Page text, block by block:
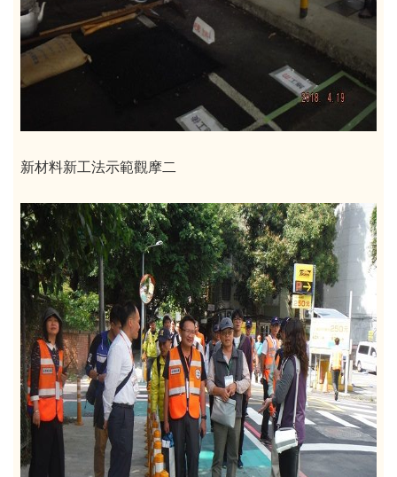
新材料新工法示範觀摩二